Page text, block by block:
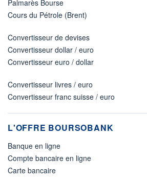
Palmarès Bourse
Cours du Pétrole (Brent)
Convertisseur de devises
Convertisseur dollar / euro
Convertisseur euro / dollar
Convertisseur livres / euro
Convertisseur franc suisse / euro
L'OFFRE BOURSOBANK
Banque en ligne
Compte bancaire en ligne
Carte bancaire